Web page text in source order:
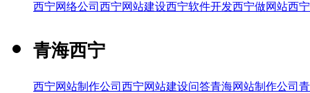
西宁网络公司 西宁网站建设西宁软件开发西宁做网站西
青海西宁
西宁网站制作公司 西宁网站建设问答青海网站制作公司